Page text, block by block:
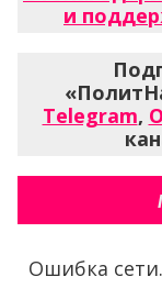
и
Telegram,
Ошибка